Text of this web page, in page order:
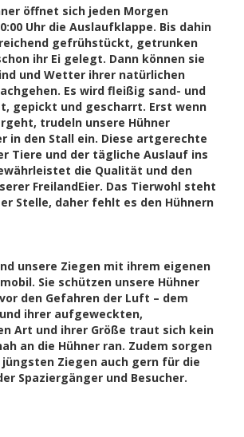
öffnet sich jeden Morgen
Uhr die Auslaufklappe. Bis dahin
gefrühstückt, getrunken
ihr Ei gelegt. Dann können sie
und Wetter ihrer natürlichen
Es wird fleißig sand- und
gepickt und gescharrt. Erst wenn
trudeln unsere Hühner
in den Stall ein. Diese artgerechte
Tiere und der tägliche Auslauf ins
die Qualität und den
FreilandEier. Das Tierwohl steht
Stelle, daher fehlt es den Hühnern
unsere Ziegen mit ihrem eigenen
Sie schützen unsere Hühner
den Gefahren der Luft – dem
ihrer aufgeweckten,
Art und ihrer Größe traut sich kein
an die Hühner ran. Zudem sorgen
Ziegen auch gern für die
Spaziergänger und Besucher.